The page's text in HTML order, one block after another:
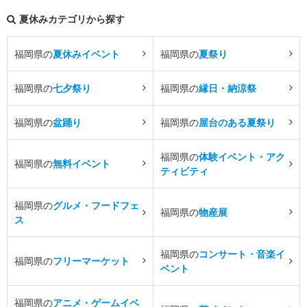
夏休みカテゴリから探す
福岡県の夏休みイベント 福岡県の夏祭り
福岡県の七夕祭り 福岡県の縁日・納涼祭
福岡県の盆踊り 福岡県の屋台のある夏祭り
福岡県の無料イベント
福岡県の体験イベント・アク
ティビティ
福岡県のグルメ・フードフェ
ス
福岡県の物産展
福岡県のフリーマーケット
福岡県のコンサート・音楽イ
ベント
福岡県のアニメ・ゲームイベ